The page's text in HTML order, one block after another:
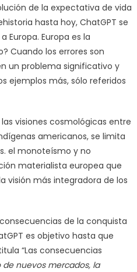
de la expectativa de vida
hasta hoy, ChatGPT se
Europa. Europa es la
Cuando los errores son
un problema significativo y
ejemplos más, sólo referidos
visiones cosmológicas entre
americanos, se limita
el monoteísmo y no
materialista europea que
visión más integradora de los
de la conquista
es objetivo hasta que
“Las consecuencias
de nuevos mercados, la